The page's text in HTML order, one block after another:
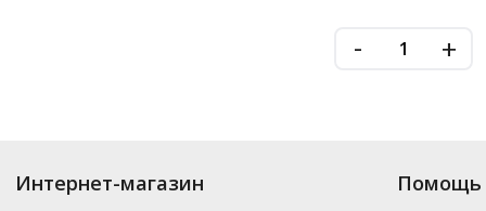
- +
Купить
. В ассортименте
можете выбрать нужный товар и добавить его в корзину для
Интернет-магазин Помощь